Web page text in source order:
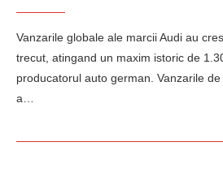
Vanzarile globale ale marcii Audi au
trecut, atingand un maxim istoric de
producatorul auto german. Vanzarile
a…